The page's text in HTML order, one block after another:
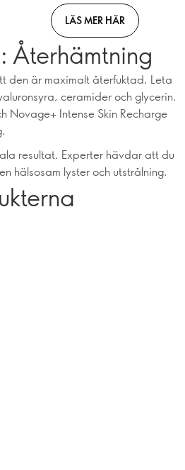
LÄS MER HÄR
Återhämtning
den är maximalt återfuktad. Leta
ceramider och glycerin.
Novage+ Intense Skin Recharge
resultat. Experter hävdar att du
hälsosam lyster och utstrålning.